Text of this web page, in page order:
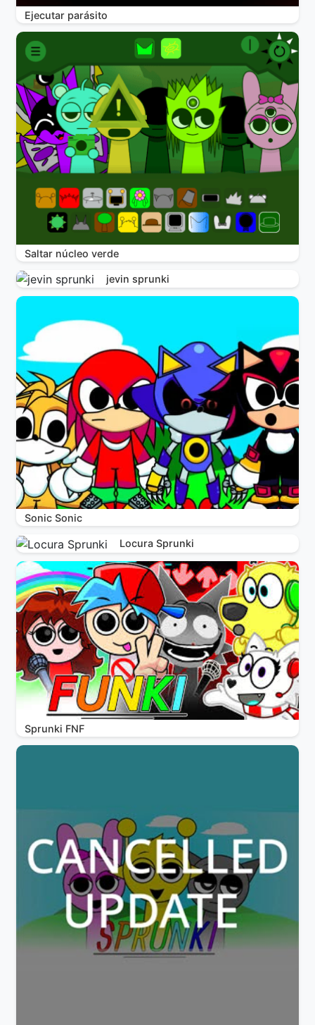
Ejecutar parásito
Saltar núcleo verde
jevin sprunki
Sonic Sonic
Locura Sprunki
Sprunki FNF